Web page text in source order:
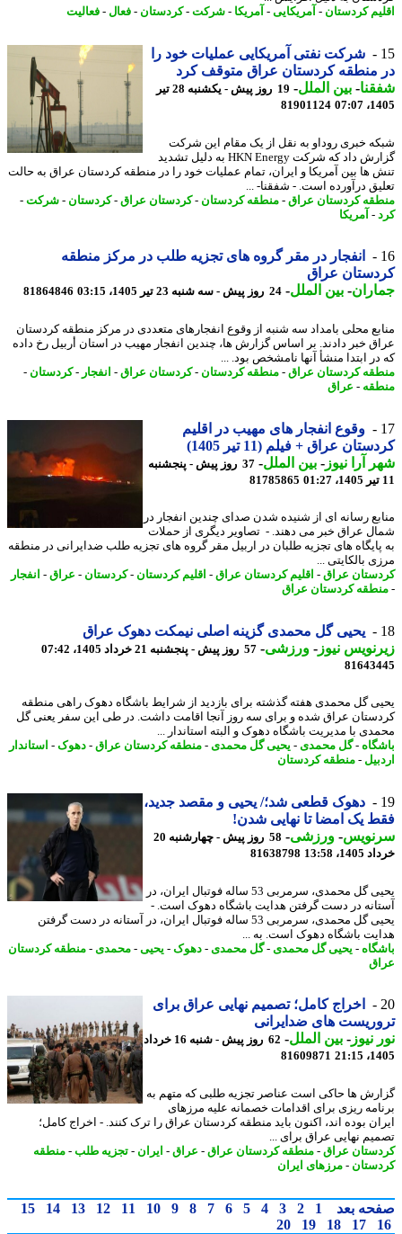
کردستان-آمریکایی-آمریکا- شرکت-کردستان-فعال-فعالیت
شرکت نفتی آمریکایی عملیات خود را
منطقه کردستان عراق متوقف کرد
-بین الملل-
19 روز پیش - یکشنبه 28 تیر
81901124
خبری روداو به نقل از یک مقام این شرکت
گزارش داد که شرکت HKN Energy به دلیل تشدید
ها بین آمریکا و ایران، تمام عملیات خود را در منطقه کردستان عراق به حالت
درآورده است. - شفقنا- ...
کردستان عراق- منطقه کردستان-کردستان عراق- کردستان-شرکت-
-آمریکا
انفجار در مقر گروه های تجزیه طلب در مرکز منطقه
عراق
- بین الملل-24 روز پیش - سه شنبه 23 تیر 1405، 03:15 81864846
محلی بامداد سه شنبه از وقوع انفجارهای متعددی در مرکز منطقه کردستان
خبر دادند. بر اساس گزارش ها، چندین انفجار مهیب در استان أربیل رخ داده
ابتدا منشأ آنها نامشخص بود. ...
کردستان عراق- منطقه کردستان-کردستان عراق- انفجار-کردستان-
-عراق
وقوع انفجار های مهیب در اقلیم
عراق + فیلم (11 تیر 1405)
آرا نیوز-بین الملل-
37 روز پیش - پنجشنبه
81785865
رسانه ای از شنیده شدن صدای چندین انفجار در
عراق خبر می دهند. - ‏ تصاویر دیگری از حملات
های تجزیه طلبان در اربیل مقر گروه های تجزیه طلب ضدایرانی در منطقه
بالکایتی ...
عراق- اقلیم کردستان عراق- اقلیم کردستان-کردستان-عراق- انفجار
کردستان عراق
یحیی گل محمدی گزینه اصلی نیمکت دهوک عراق
نیوز-ورزشی-57 روز پیش - پنجشنبه 21 خرداد 1405، 07:42
گل محمدی هفته گذشته برای بازدید از شرایط باشگاه دهوک راهی منطقه
عراق شده و برای سه روز آنجا اقامت داشت. در طی این سفر یعنی گل
با مدیریت باشگاه دهوک و البته استاندار ...
-گل محمدی-یحیی گل محمدی-منطقه کردستان عراق- دهوک-استاندار
-منطقه کردستان
دهوک قطعی شد؛/ یحیی و مقصد جدید،
یک امضا تا نهایی شدن!
-ورزشی-
58 روز پیش - چهارشنبه 20
13:58
81638798
یحیی گل محمدی، سرمربی 53 ساله فوتبال ایران، در
در دست گرفتن هدایت باشگاه دهوک است. -
یحیی گل محمدی، سرمربی 53 ساله فوتبال ایران، در آستانه در دست گرفتن
باشگاه دهوک است. به ...
-یحیی گل محمدی-گل محمدی-دهوک-یحیی-محمدی-منطقه کردستان
اخراج کامل؛ تصمیم نهایی عراق برای
های ضدایرانی
نیوز-بین الملل-
62 روز پیش - شنبه 16 خرداد
81609871
ها حاکی است عناصر تجزیه طلبی که متهم به
ریزی برای اقدامات خصمانه علیه مرزهای
بوده اند، اکنون باید منطقه کردستان عراق را ترک کنند. - اخراج کامل؛
نهایی عراق برای ...
عراق- منطقه کردستان عراق- عراق- ایران - تجزیه طلب-منطقه
-مرزهای ایران
بعد 1
2
3
4
5
6
7
8
9
10
11
12
13
14
15
17
18
19
20